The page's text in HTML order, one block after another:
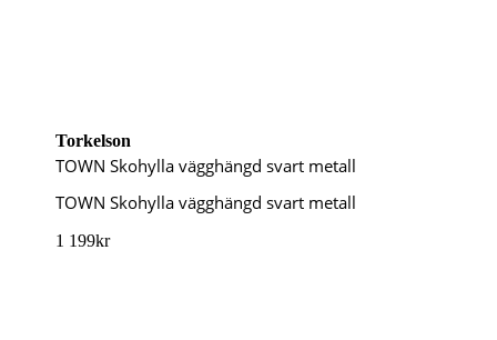
Torkelson
TOWN Skohylla vägghängd svart metall
TOWN Skohylla vägghängd svart metall
1 199kr